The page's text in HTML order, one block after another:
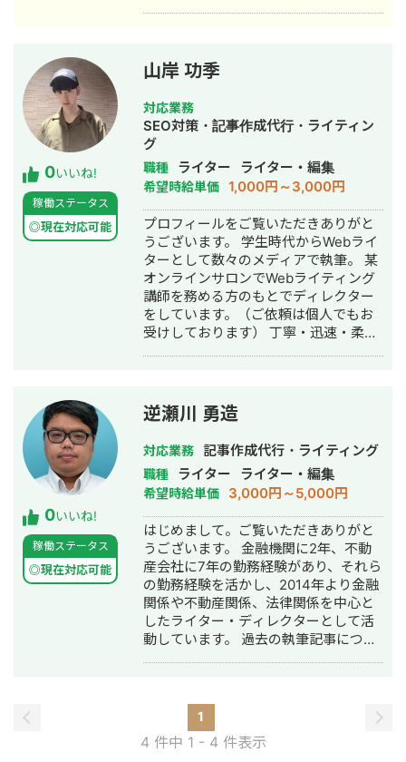
る編集力を磨いています。 ▷ 実績（一
部抜粋） ・AI活用により、SEO記事の
制作時間を1/3に短縮 ・WordPress入
稿作業80%削減 ・2社様のSEO記事作
成プロンプトを設計 ・運営ブログ：初
月CVR2.17%、現在も2%以上を維持中
・記事累計1,000本以上執筆 ・
TikTok280万再生のクリエイターとチ
ーム制作
0いいね!
稼働ステータス
◎現在対応可能
山岸 功季
対応業務
SEO対策・記事作成代行・ライティン
グ
職種 ライター ライター・編集
希望時給単価 1,000円～3,000円
プロフィールをご覧いただきありがと
うございます。 学生時代からWebライ
ターとして数々のメディアで執筆。 某
オンラインサロンでWebライティング
講師を務める方のもとでディレクター
をしています。（ご依頼は個人でもお
受けしております） 丁寧・迅速・柔軟
営をした経験を活かし、大手メディア
のライターとして1年間執筆。プログラ
ミングスクールジャンルで、大手企業
が運営するスクールや事業責任者への
アポイントから取材、執筆までも担
当。 インフルエンサー様のWebメディ
アで執筆、3ヶ月間で2倍以上のPVアッ
プを実現。 埼玉県川口市出身 東京国際
大学 経済学科卒 現フリーランスWebラ
イター、ディレクター ■実績 ・Webメ
ディア執筆2年間で400記事以上 ・
YouTube台本制作10本 ・Webメディア
の月間PV数約3万 コンテンツ制作ディ
レクションも可能ですので、お気軽に
ご連絡ください！
0いいね!
稼働ステータス
◎現在対応可能
逆瀬川 勇造
対応業務 記事作成代行・ライティング
職種 ライター ライター・編集
希望時給単価 3,000円～5,000円
はじめまして。ご覧いただきありがと
うございます。 金融機関に2年、不動
産会社に7年の勤務経験があり、それら
の勤務経験を活かし、2014年より金融
関係や不動産関係、法律関係を中心と
したライター・ディレクターとして活
動しています。 過去の執筆記事につい
https://7pockets.jp.net/ 多数のメディ
ア様での執筆経験があり、専門家とし
ての監修にもお役立ていただけます。
1
4 件中 1 - 4 件表示